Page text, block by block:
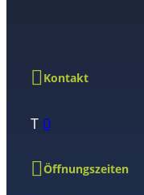
Kontakt
T 0
Öffnungszeiten